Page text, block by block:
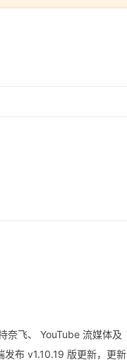
奈飞、 YouTube 流媒体及
布 v1.10.19 版更新，更新